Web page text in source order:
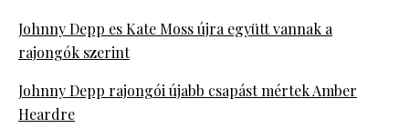
Johnny Depp es Kate Moss újra együtt vannak a
rajongók szerint
Johnny Depp rajongói újabb csapást mértek Amber
Heardre